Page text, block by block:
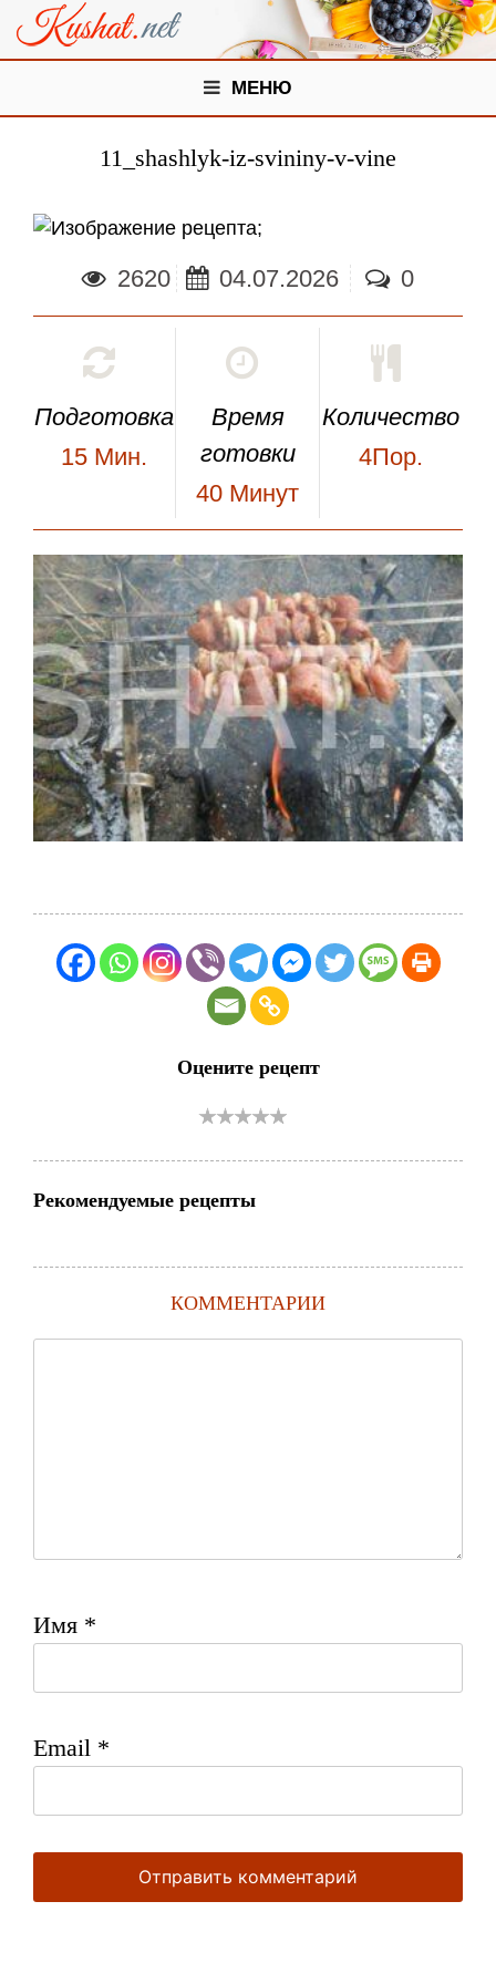
МЕНЮ
11_shashlyk-iz-svininy-v-vine
;
2620 04.07.2026 0
Подготовка
15 Мин.
Время
готовки
40 Минут
Количество
4Пор.
Оцените рецепт
Рекомендуемые рецепты
КОММЕНТАРИИ
Имя *
Email *